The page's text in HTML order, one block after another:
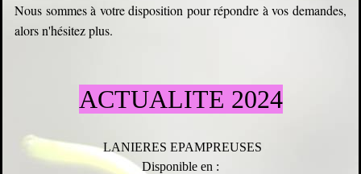
Nous sommes à votre disposition pour répondre à vos demandes,
alors n'hésitez plus.
ACTUALITE 2024
LANIERES EPAMPREUSES
Disponible en :